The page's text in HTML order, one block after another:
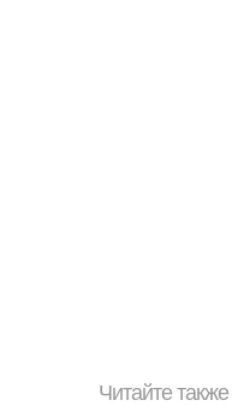
Читайте также